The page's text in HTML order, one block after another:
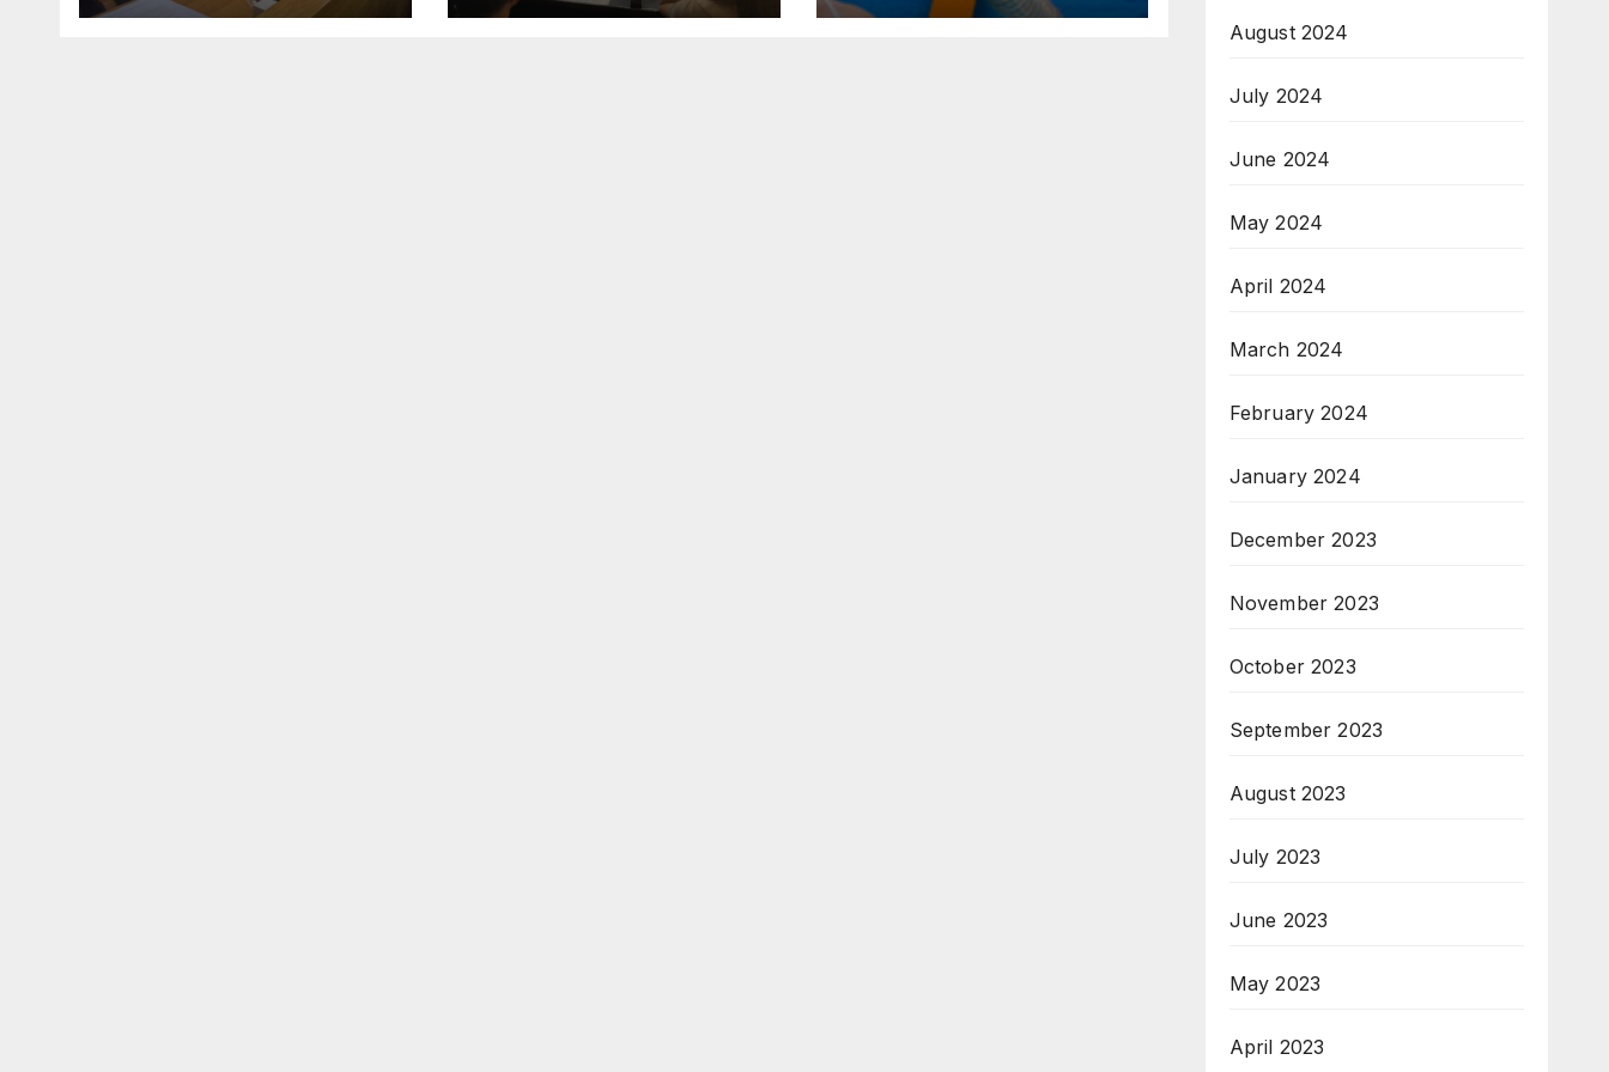
August 2024
July 2024
June 2024
May 2024
April 2024
March 2024
February 2024
January 2024
December 2023
November 2023
October 2023
September 2023
August 2023
July 2023
June 2023
May 2023
April 2023